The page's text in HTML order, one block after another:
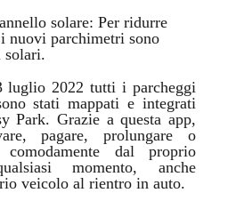
solare: Per ridurre
nuovi parchimetri sono
solari.
luglio 2022 tutti i parcheggi
stati mappati e integrati
Park. Grazie a questa app,
pagare, prolungare o
dal proprio
momento, anche
veicolo al rientro in auto.